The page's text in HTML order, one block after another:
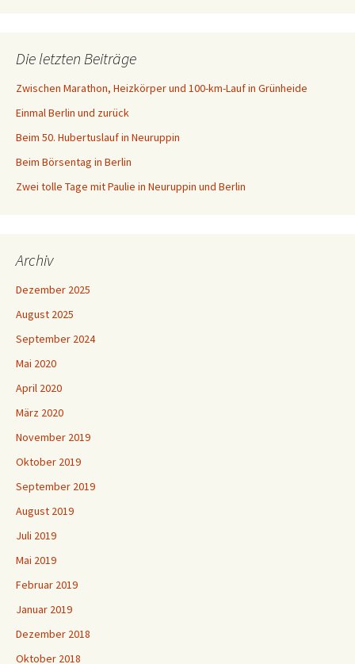
Die letzten Beiträge
Zwischen Marathon, Heizkörper und 100-km-Lauf in Grünheide
Einmal Berlin und zurück
Beim 50. Hubertuslauf in Neuruppin
Beim Börsentag in Berlin
Zwei tolle Tage mit Paulie in Neuruppin und Berlin
Archiv
Dezember 2025
August 2025
September 2024
Mai 2020
April 2020
März 2020
November 2019
Oktober 2019
September 2019
August 2019
Juli 2019
Mai 2019
Februar 2019
Januar 2019
Dezember 2018
Oktober 2018